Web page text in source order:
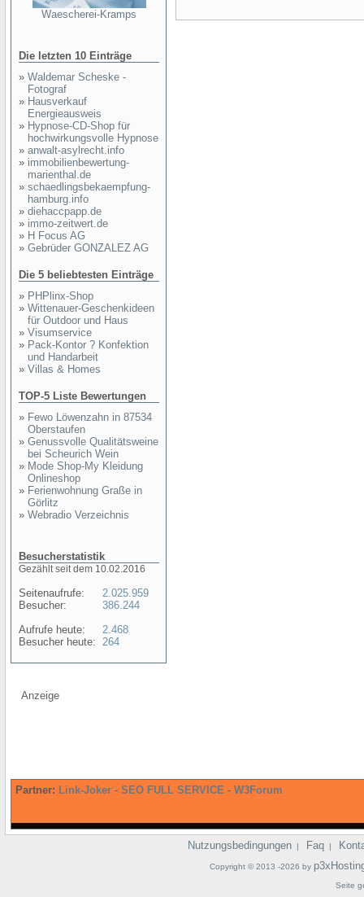
Waescherei-Kramps
Die letzten 10 Einträge
» Waldemar Scheske -
Fotograf
» Hausverkauf
Energieausweis
» Hypnose-CD-Shop für
hochwirkungsvolle Hypnose
» anwalt-asylrecht.info
» immobilienbewertung-
marienthal.de
» schaedlingsbekaempfung-
hamburg.info
» diehaccpapp.de
» immo-zeitwert.de
» H Focus AG
» Gebrüder GONZALEZ AG
Die 5 beliebtesten Einträge
» PHPlinx-Shop
» Wittenauer-Geschenkideen
für Outdoor und Haus
» Visumservice
» Pack-Kontor ? Konfektion
und Handarbeit
» Villas & Homes
TOP-5 Liste Bewertungen
» Fewo Löwenzahn in 87534
Oberstaufen
» Genussvolle Qualitätsweine
bei Scheurich Wein
» Mode Shop-My Kleidung
Onlineshop
» Ferienwohnung Graße in
Görlitz
» Webradio Verzeichnis
Besucherstatistik
Gezählt seit dem 10.02.2016
Seitenaufrufe:
Besucher:
Aufrufe heute:
Besucher heute:
2.025.959
386.244
2.468
264
Anzeige
Partner: Link-Joker - SEO FULL SERVICE - W3Forum
Nutzungsbedingungen | Faq |
Copyright © 2013 -2026 by
Seite